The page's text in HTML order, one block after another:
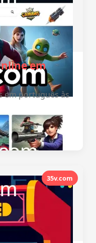
em
em português às
35v.com